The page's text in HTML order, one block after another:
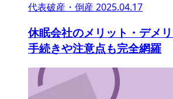
代表破産・倒産2025.04.17
休眠会社のメリット・デメ
手続きや注意点も完全網羅